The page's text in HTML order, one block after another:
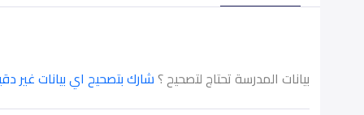
بيانات المدرسة تحتاج لتصحيح ؟شارك بتصحيح اي بيانات غير